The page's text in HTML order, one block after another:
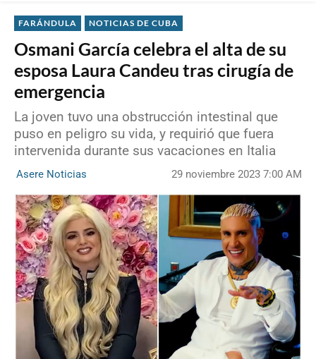
FARÁNDULA NOTICIAS DE CUBA
Osmani García celebra el alta de su
esposa Laura Candeu tras cirugía de
emergencia
La joven tuvo una obstrucción intestinal que
puso en peligro su vida, y requirió que fuera
intervenida durante sus vacaciones en Italia
Asere Noticias 29 noviembre 2023 7:00 AM